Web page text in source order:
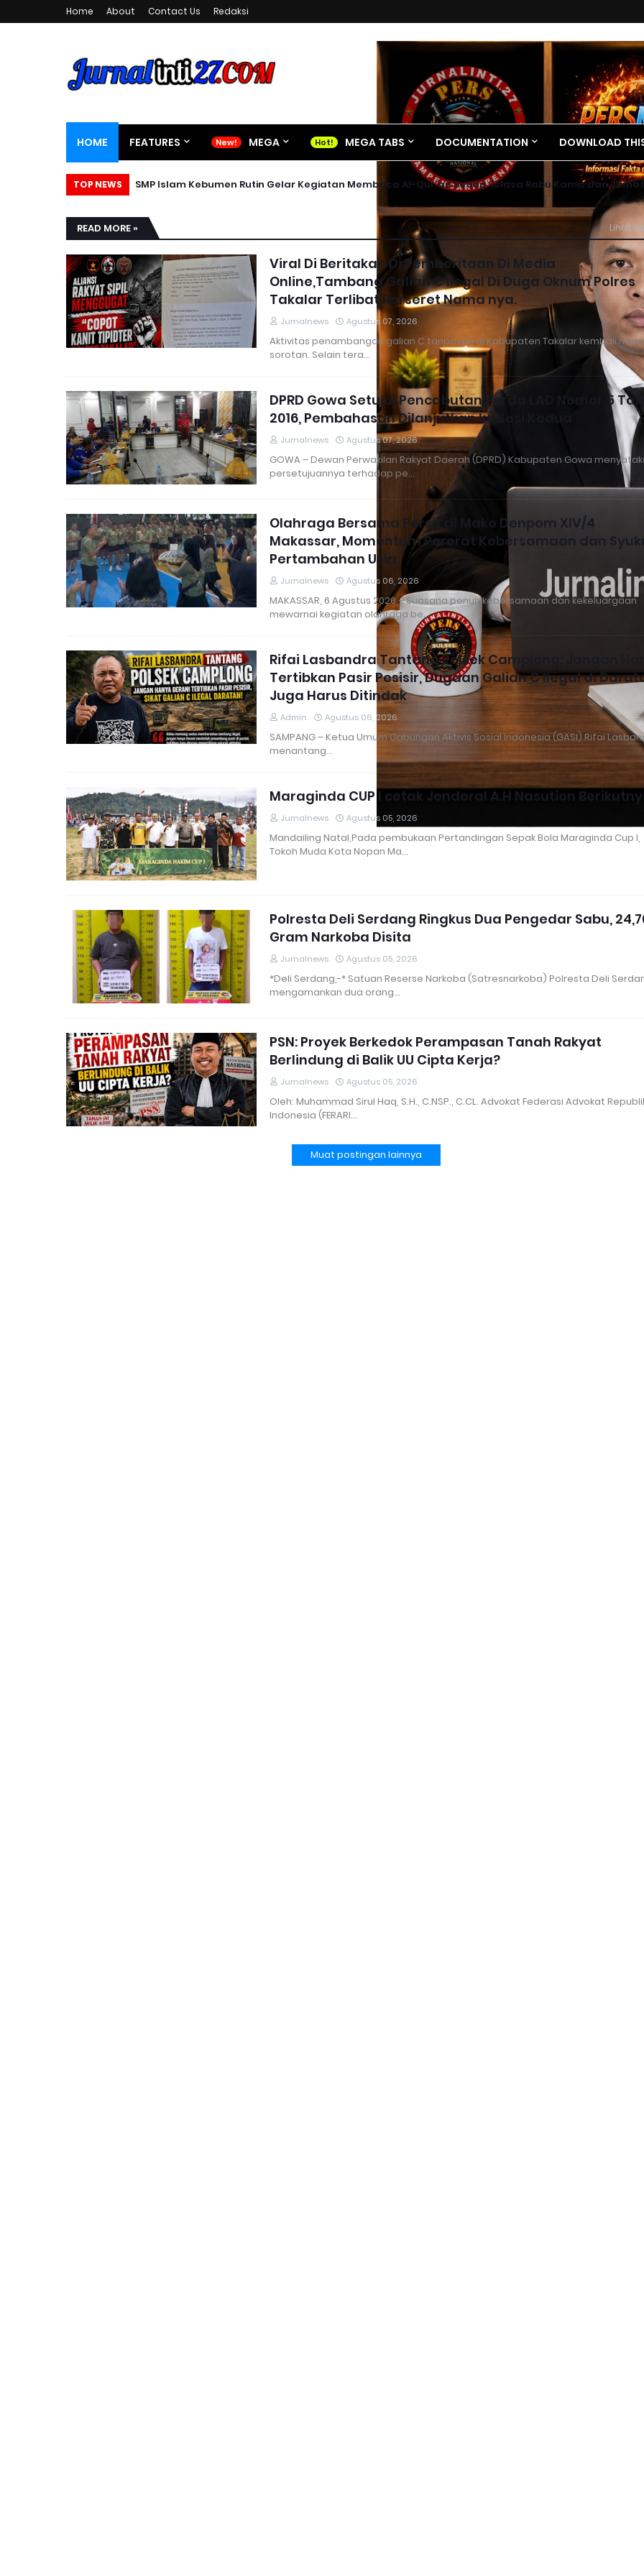
Home About Contact Us Redaksi
HOME FEATURES MEGA MEGA TABS DOCUMENTATION DOWNLOAD
TOP NEWS SMP Islam Kebumen Rutin Gelar Kegiatan Membaca Al-Qur'an Setiap Selasa Rabu Kamis dan Jumat
READ MORE » Lihat
Viral Di Beritakan Di Pemberitaan Di Media
Online,Tambang Galian C Ilegal Di Duga Oknum Polres
Takalar Terlibat Rerseret Nama nya.
Jurnalnews Agustus 07, 2026
Aktivitas penambangan galian C tanpa izin di Kabupaten Takalar kembali
sorotan. Selain tera…
DPRD Gowa Setujui Pencabutan Perda LAD Nomor 5
2016, Pembahasan Dilanjutkan ke Sesi Kedua
Jurnalnews Agustus 07, 2026
GOWA – Dewan Perwakilan Rakyat Daerah (DPRD) Kabupaten Gowa
persetujuannya terhadap pe…
Olahraga Bersama Persit di Mako Denpom XIV/4
Makassar, Momentum Pererat Kebersamaan dan
Pertambahan Usia
Jurnalnews Agustus 06, 2026
MAKASSAR, 6 Agustus 2026 – Suasana penuh kebersamaan dan kekeluargaan
mewarnai kegiatan olahraga be…
Rifai Lasbandra Tantang Polsek Camplong: Jangan
Tertibkan Pasir Pesisir, Dugaan Galian C Ilegal di
Juga Harus Ditindak
Admin Agustus 06, 2026
SAMPANG – Ketua Umum Gabungan Aktivis Sosial Indonesia (GASI) Rifai
menantang…
Maraginda CUP l cetak Jenderal A.H Nasution
Jurnalnews Agustus 05, 2026
Mandailing Natal,Pada pembukaan Pertandingan Sepak Bola Maraginda Cup l,
Tokoh Muda Kota Nopan Ma…
Polresta Deli Serdang Ringkus Dua Pengedar Sabu,
Gram Narkoba Disita
Jurnalnews Agustus 05, 2026
*Deli Serdang,-* Satuan Reserse Narkoba (Satresnarkoba) Polresta Deli
mengamankan dua orang…
PSN: Proyek Berkedok Perampasan Tanah Rakyat
Berlindung di Balik UU Cipta Kerja?
Jurnalnews Agustus 05, 2026
Oleh: Muhammad Sirul Haq, S.H., C.NSP., C.CL. Advokat Federasi Advokat
Indonesia (FERARI…
Muat postingan lainnya